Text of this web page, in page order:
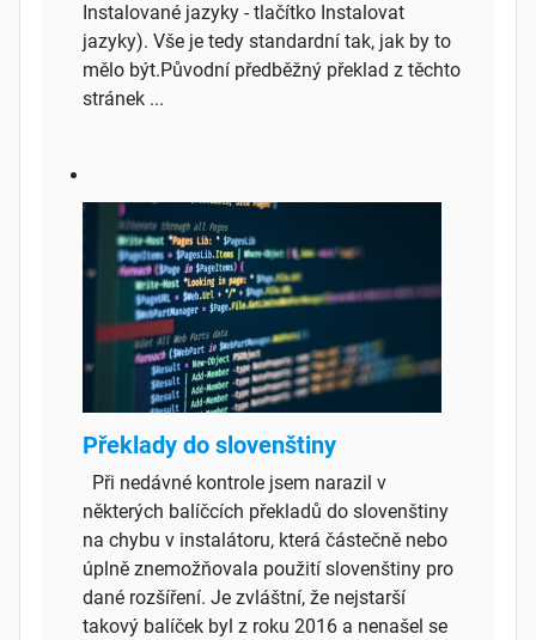
Instalované jazyky - tlačítko Instalovat
jazyky). Vše je tedy standardní tak, jak by to
mělo být.Původní předběžný překlad z těchto
stránek ...
Překlady do slovenštiny
Při nedávné kontrole jsem narazil v
některých balíčcích překladů do slovenštiny
na chybu v instalátoru, která částečně nebo
úplně znemožňovala použití slovenštiny pro
dané rozšíření. Je zvláštní, že nejstarší
takový balíček byl z roku 2016 a nenašel se